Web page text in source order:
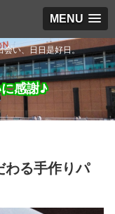
MENU
会い、日日是好日。
感謝♪
わる手作りパ